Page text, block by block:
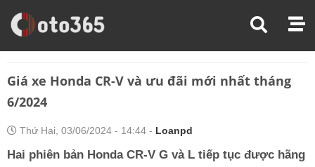
Trang Chủ
Thị Trường Xe
Giá xe Honda CR-V và ưu đãi mới nhất tháng
6/2024
Thứ Hai, 03/06/2024 - 14:44 - Loanpd
Hai phiên bản Honda CR-V G và L tiếp tục được hãng